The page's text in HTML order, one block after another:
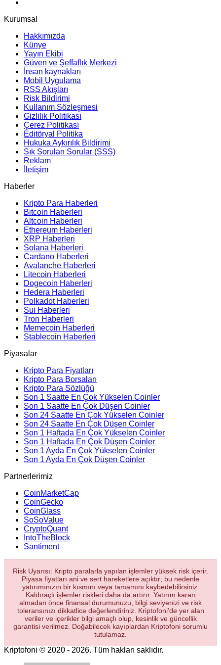
Kurumsal
Hakkımızda
Künye
Yayın Ekibi
Güven ve Şeffaflık Merkezi
İnsan kaynakları
Mobil Uygulama
RSS Akışları
Risk Bildirimi
Kullanım Sözleşmesi
Gizlilik Politikası
Çerez Politikası
Editöryal Politika
Hukuka Aykırılık Bildirimi
Sık Sorulan Sorular (SSS)
Reklam
İletişim
Haberler
Kripto Para Haberleri
Bitcoin Haberleri
Altcoin Haberleri
Ethereum Haberleri
XRP Haberleri
Solana Haberleri
Cardano Haberleri
Avalanche Haberleri
Litecoin Haberleri
Dogecoin Haberleri
Hedera Haberleri
Polkadot Haberleri
Sui Haberleri
Tron Haberleri
Memecoin Haberleri
Stablecoin Haberleri
Piyasalar
Kripto Para Fiyatları
Kripto Para Borsaları
Kripto Para Sözlüğü
Son 1 Saatte En Çok Yükselen Coinler
Son 1 Saatte En Çok Düşen Coinler
Son 24 Saatte En Çok Yükselen Coinler
Son 24 Saatte En Çok Düşen Coinler
Son 1 Haftada En Çok Yükselen Coinler
Son 1 Haftada En Çok Düşen Coinler
Son 1 Ayda En Çok Yükselen Coinler
Son 1 Ayda En Çok Düşen Coinler
Partnerlerimiz
CoinMarketCap
CoinGecko
CoinGlass
SoSoValue
CryptoQuant
IntoTheBlock
Santiment
Risk Uyarısı: Kripto paralarla yapılan işlemler yüksek risk içerir.
Piyasa fiyatları ani ve sert hareketlere açıktır; bu nedenle
yatırımınızın bir kısmını veya tamamını kaybedebilirsiniz.
Kaldıraçlı işlemler riskleri daha da artırır. Yatırım kararı
almadan önce finansal durumunuzu, bilgi seviyenizi ve risk
toleransınızı dikkatlice değerlendiriniz. Kriptofoni’de yer alan
veriler ve içerikler bilgi amaçlı olup, kesinlik ve güncellik
garantisi verilmez. Doğabilecek kayıplardan Kriptofoni sorumlu
tutulamaz.
Kriptofoni © 2020 - 2026. Tüm hakları saklıdır.